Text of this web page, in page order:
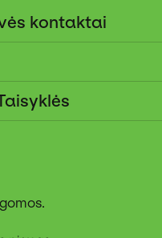
kontaktai